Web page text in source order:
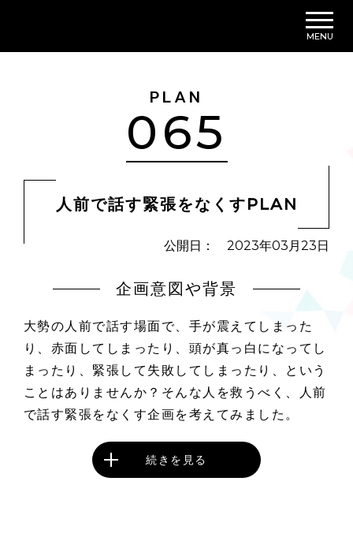
MENU
PLAN
065
人前で話す緊張をなくすPLAN
公開日： 2023年03月23日
企画意図や背景
大勢の人前で話す場面で、手が震えてしまった
り、赤面してしまったり、頭が真っ白になってし
まったり、緊張して失敗してしまったり、という
ことはありませんか？そんな人を救うべく、人前
で話す緊張をなくす企画を考えてみました。
続きを見る